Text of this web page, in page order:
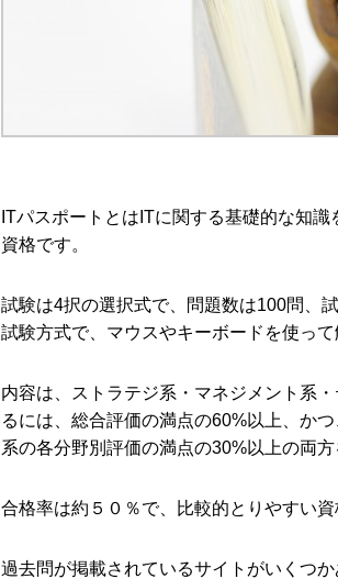
ITパスポートとはITに関する基礎的な知
資格です。
試験は4択の選択式で、問題数は100問、
試験方式で、マウスやキーボードを使って
内容は、ストラテジ系・マネジメント系
るには、総合評価の満点の60%以上、か
系の各分野別評価の満点の30%以上の両方
合格率は約５０％で、比較的とりやすい資
過去問が掲載されているサイトがいくつ